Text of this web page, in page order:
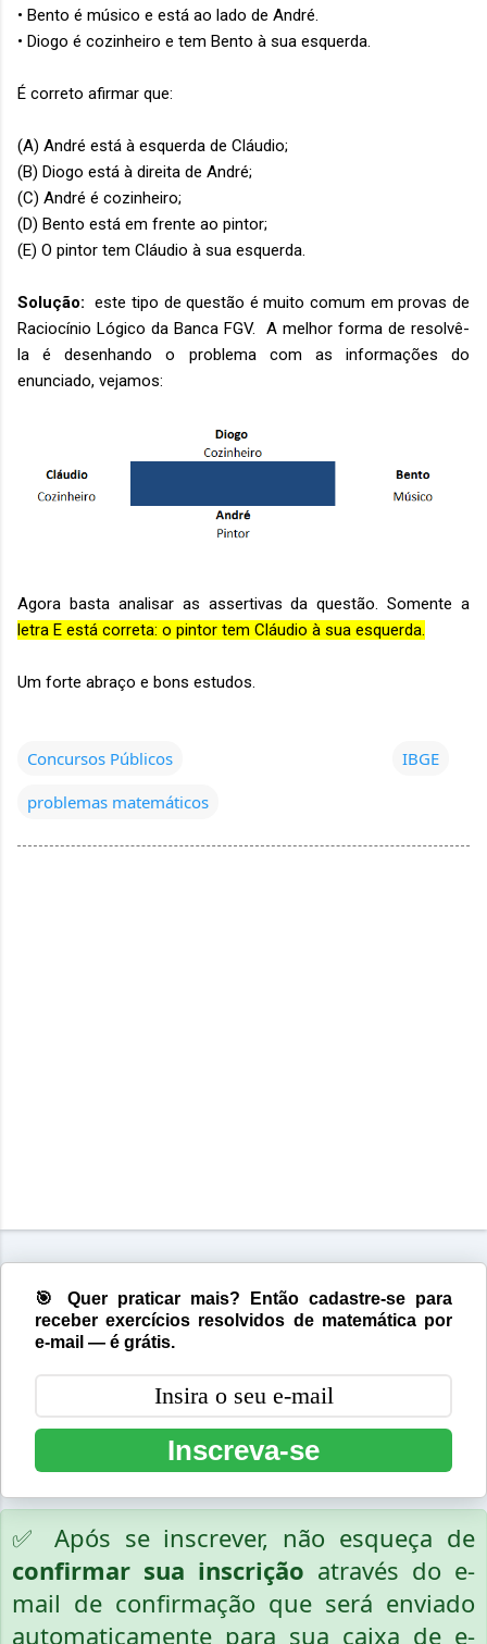
• Bento é músico e está ao lado de André.
• Diogo é cozinheiro e tem Bento à sua esquerda.
É correto afirmar que:
(A) André está à esquerda de Cláudio;
(B) Diogo está à direita de André;
(C) André é cozinheiro;
(D) Bento está em frente ao pintor;
(E) O pintor tem Cláudio à sua esquerda.
Solução: este tipo de questão é muito comum em provas de
Raciocínio Lógico da Banca FGV. A melhor forma de resolvê-
la é desenhando o problema com as informações do
enunciado, vejamos:
Agora basta analisar as assertivas da questão. Somente a
letra E está correta: o pintor tem Cláudio à sua esquerda.
Um forte abraço e bons estudos.
Concursos Públicos
IBGE
problemas matemáticos
🎯 Quer praticar mais? Então cadastre-se para
receber exercícios resolvidos de matemática por
e-mail — é grátis.
Inscreva-se
✅ Após se inscrever, não esqueça de
confirmar sua inscrição através do e-
mail de confirmação que será enviado
automaticamente para sua caixa de e-